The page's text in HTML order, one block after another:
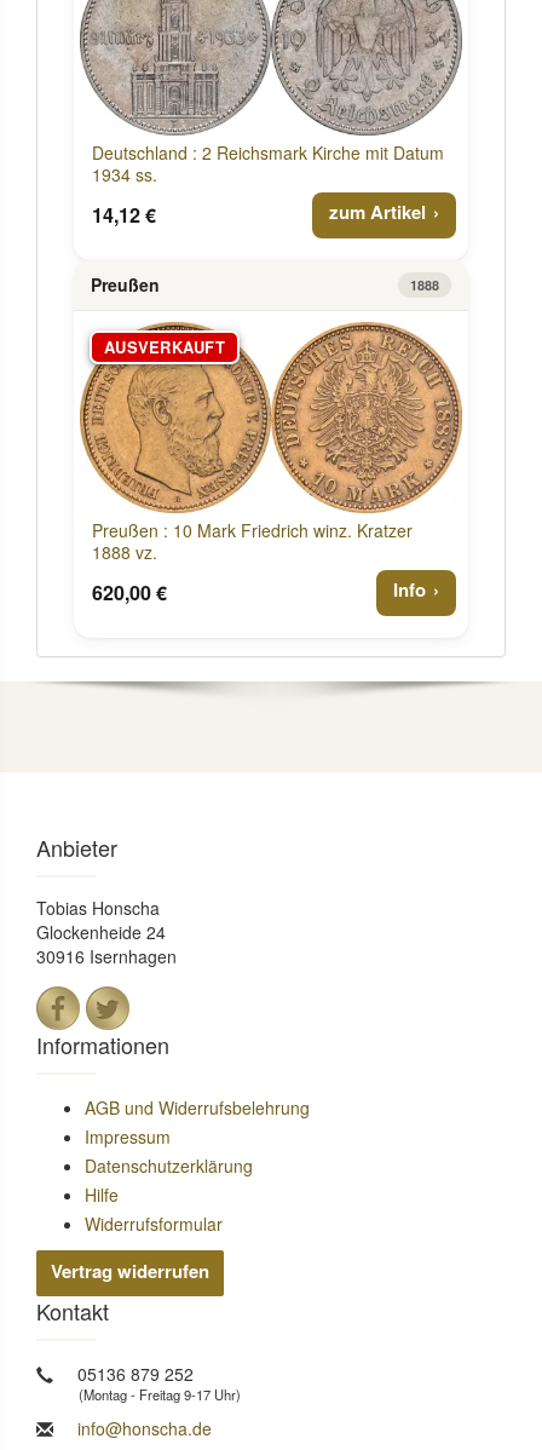
Deutschland : 2 Reichsmark Kirche mit Datum
1934 ss.
14,12 € zum Artikel
Preußen 1888
AUSVERKAUFT
Preußen : 10 Mark Friedrich winz. Kratzer
1888 vz.
620,00 € Info
Anbieter
Tobias Honscha
Glockenheide 24
30916 Isernhagen
Informationen
AGB und Widerrufsbelehrung
Impressum
Datenschutzerklärung
Hilfe
Widerrufsformular
Vertrag widerrufen
Kontakt
05136 879 252
(Montag - Freitag 9-17 Uhr)
info@honscha.de